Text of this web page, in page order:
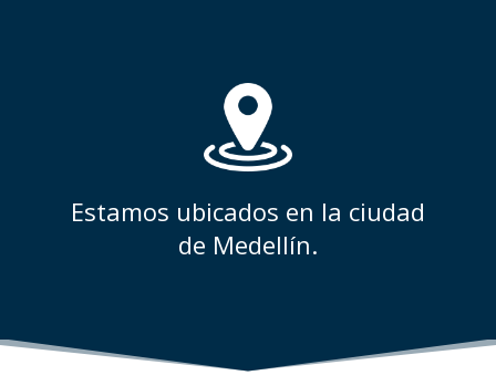
Estamos ubicados en la ciudad
de Medellín.